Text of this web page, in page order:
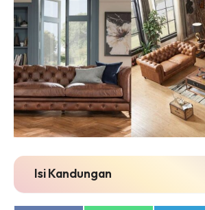
Bilik Air
Bilik Tidur
Dapur
Ruang Makan
Make Over
Bilik Air
Bilik Tidur
Dapur
Ruang Makan
Isi Kandungan